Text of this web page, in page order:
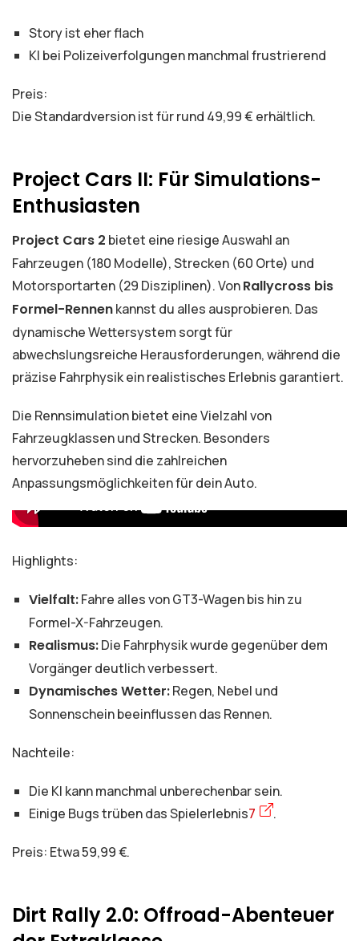
Story ist eher flach
KI bei Polizeiverfolgungen manchmal frustrierend
Preis:
Die Standardversion ist für rund 49,99 € erhältlich.
Project Cars II: Für Simulations-
Enthusiasten
Project Cars 2 bietet eine riesige Auswahl an
Fahrzeugen (180 Modelle), Strecken (60 Orte) und
Motorsportarten (29 Disziplinen). VonRallycross bis
Formel-Rennenkannst du alles ausprobieren. Das
dynamische Wettersystem sorgt für
abwechslungsreiche Herausforderungen, während die
präzise Fahrphysik ein realistisches Erlebnis garantiert.
Die Rennsimulation bietet eine Vielzahl von
Fahrzeugklassen und Strecken. Besonders
hervorzuheben sind die zahlreichen
Anpassungsmöglichkeiten für dein Auto.
Highlights:
Vielfalt:Fahre alles von GT3-Wagen bis hin zu
Formel-X-Fahrzeugen.
Realismus:Die Fahrphysik wurde gegenüber dem
Vorgänger deutlich verbessert.
Dynamisches Wetter:Regen, Nebel und
Sonnenschein beeinflussen das Rennen.
Nachteile:
Die KI kann manchmal unberechenbar sein.
Einige Bugs trüben das Spielerlebnis7 .
Preis: Etwa 59,99 €.
Dirt Rally 2.0: Offroad-Abenteuer